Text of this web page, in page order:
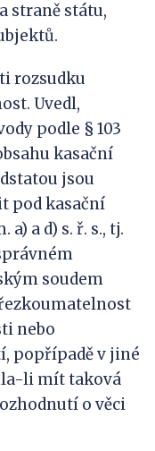
straně státu,
rozsudku
Uvedl,
podle § 103
kasační
jsou
pod kasační
a) a d) s. ř. s., tj.
soudem
nebo
popřípadě v jiné
li mít taková
o věci